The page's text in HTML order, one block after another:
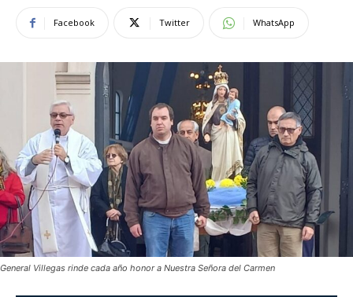
Facebook Twitter WhatsApp
General Villegas rinde cada año honor a Nuestra Señora del Carmen